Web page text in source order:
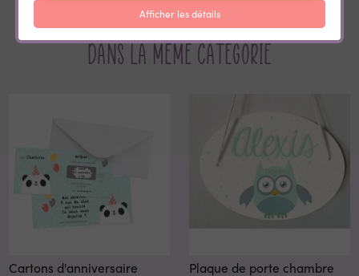
Dans la même catégorie
Cartons d'anniversaire
Plaque de porte chambre
Afficher les détails